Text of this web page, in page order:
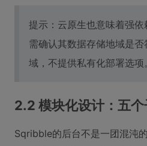
提示：云原生也意味着强
需确认其数据存储地域是
域，不提供私有化部署选项。
2.2 模块化设计：五
Sqribble的后台不是一团混沌